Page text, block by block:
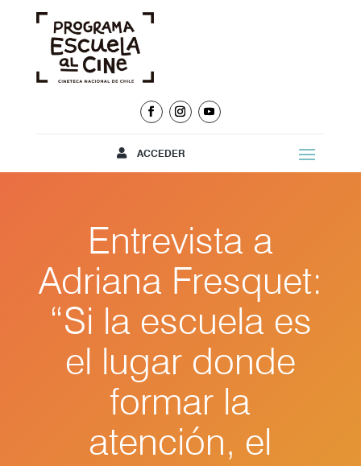
ACCEDER
Entrevista a
Adriana Fresquet:
“Si la escuela es
el lugar donde
formar la
atención, el